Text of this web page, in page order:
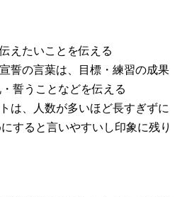
えたいことを伝える
誓の言葉は、目標・練習の成果
誓うことなどを伝える
は、人数が多いほど長すぎずに
すると言いやすいし印象に残り